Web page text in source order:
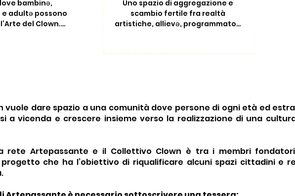
bambinə,
adultə possono
del Clown.
Uno spazio di aggregazione e
scambio fertile fra realtà
artistiche, allievə, programmatori
alla sua funzione sociale e alla
dare spazio a una comunità dove persone di ogni età ed
a vicenda e crescere insieme verso la realizzazione di una
rete Artepassante e il Collettivo Clown è tra i membri
che ha l’obiettivo di riqualificare alcuni spazi cittadini e